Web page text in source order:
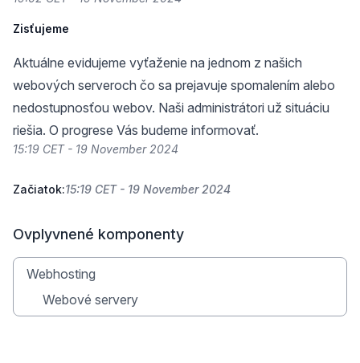
Zisťujeme
Aktuálne evidujeme vyťaženie na jednom z našich
webových serveroch čo sa prejavuje spomalením alebo
nedostupnosťou webov. Naši administrátori už situáciu
riešia. O progrese Vás budeme informovať.
15:19 CET - 19 November 2024
Začiatok:15:19 CET - 19 November 2024
Ovplyvnené komponenty
Webhosting
Webové servery